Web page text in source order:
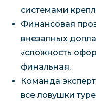
системами
Финансовая
внезапных
«сложность
финальная.
Команда
все ловушки